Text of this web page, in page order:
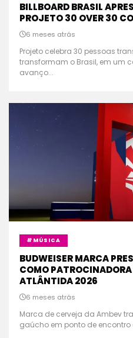
BILLBOARD BRASIL
PROJETO 30 OVER 30
6 meses atrás
Projeto celebra 30 pessoas
transformam o Brasil, em um
avanço...
#MÚSICA
BUDWEISER MARCA
COMO
ATLÂNTIDA 2026
6 meses atrás
Marca de cerveja da Ambev
gaúcho em ponto de encontro